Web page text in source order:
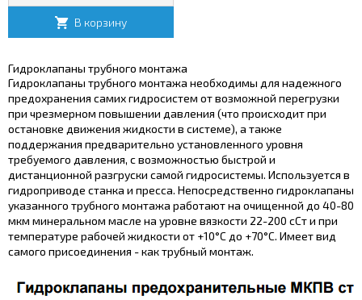
В корзину
Гидроклапаны трубного монтажа
Гидроклапаны трубного монтажа необходимы для надежного
предохранения самих гидросистем от возможной перегрузки
при чрезмерном повышении давления (что происходит при
остановке движения жидкости в системе), а также
поддержания предварительно установленного уровня
требуемого давления, с возможностью быстрой и
дистанционной разгруски самой гидросистемы. Используется в
гидроприводе станка и пресса. Непосредственно гидроклапаны
указанного трубного монтажа работают на очищенной до 40-80
мкм минеральном масле на уровне вязкости 22-200 сСт и при
температуре рабочей жидкости от +10°C до +70°C. Имеет вид
самого присоединения - как трубный монтаж.